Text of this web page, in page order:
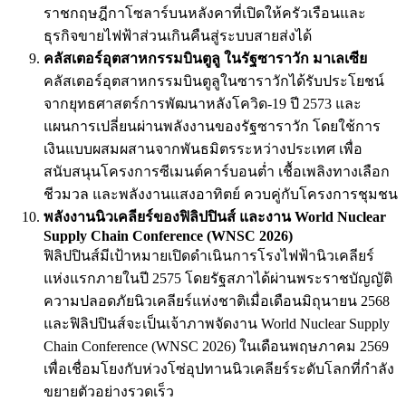
ราชกฤษฎีกาโซลาร์บนหลังคาที่เปิดให้ครัวเรือนและ
ธุรกิจขายไฟฟ้าส่วนเกินคืนสู่ระบบสายส่งได้
คลัสเตอร์อุตสาหกรรมบินตูลู ในรัฐซาราวัก มาเลเซีย
คลัสเตอร์อุตสาหกรรมบินตูลูในซาราวักได้รับประโยชน์
จากยุทธศาสตร์การพัฒนาหลังโควิด-19 ปี 2573 และ
แผนการเปลี่ยนผ่านพลังงานของรัฐซาราวัก โดยใช้การ
เงินแบบผสมผสานจากพันธมิตรระหว่างประเทศ เพื่อ
สนับสนุนโครงการซีเมนต์คาร์บอนต่ำ เชื้อเพลิงทางเลือก
ชีวมวล และพลังงานแสงอาทิตย์ ควบคู่กับโครงการชุมชน
พลังงานนิวเคลียร์ของฟิลิปปินส์ และงาน World Nuclear
Supply Chain Conference (WNSC 2026)
ฟิลิปปินส์มีเป้าหมายเปิดดำเนินการโรงไฟฟ้านิวเคลียร์
แห่งแรกภายในปี 2575 โดยรัฐสภาได้ผ่านพระราชบัญญัติ
ความปลอดภัยนิวเคลียร์แห่งชาติเมื่อเดือนมิถุนายน 2568
และฟิลิปปินส์จะเป็นเจ้าภาพจัดงาน World Nuclear Supply
Chain Conference (WNSC 2026) ในเดือนพฤษภาคม 2569
เพื่อเชื่อมโยงกับห่วงโซ่อุปทานนิวเคลียร์ระดับโลกที่กำลัง
ขยายตัวอย่างรวดเร็ว